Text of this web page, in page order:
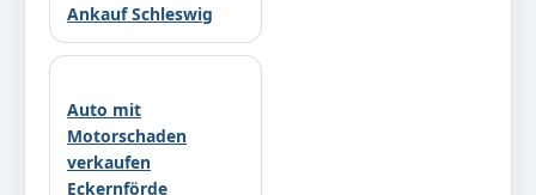
Ankauf Schleswig
Auto mit
Motorschaden
verkaufen
Eckernförde